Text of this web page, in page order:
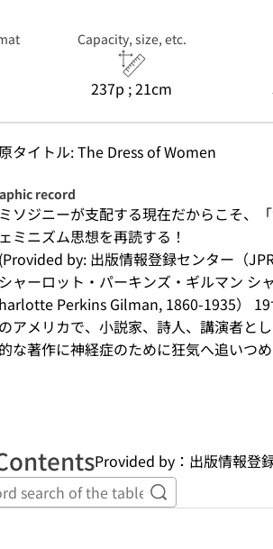
Capacity, size, etc.
237p ; 21cm
原タイトル: The Dress of Women
record
ミソジニーが支配する現在だからこそ、
ェミニズム思想を再読する！
(Provided by: 出版情報登録センター（
シャーロット・パーキンズ・ギルマン シ
harlotte Perkins Gilman, 1860-1935）
のアメリカで、小説家、詩人、講演者と
的な著作に神経症のために狂気へ追いつ
Provided by：出版情報登
Perform